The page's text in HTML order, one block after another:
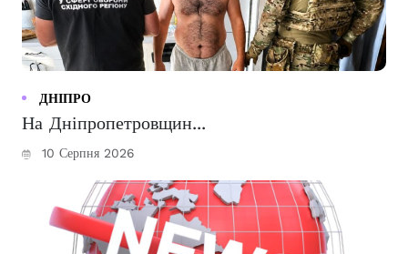
ДНІПРО
На Дніпропетровщин...
10 Серпня 2026